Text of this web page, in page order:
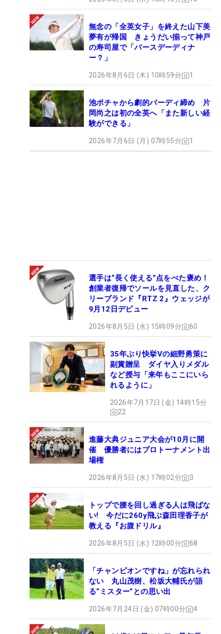
無念の「全英女子」を終えた山下美
夢有が帰国 きょうだい揃って神戸
の寿司屋で「バースデーディナ
ー？」
2026年8月6日 (木) 10時59分 1
池ポチャから劇的バーディ締め 片
岡尚之は初の全英へ「また新しい経
験ができる」
2026年7月6日 (月) 07時55分 1
選手は“長く使える”点をべた褒め！
創業者復帰でソールを見直した、ク
リーブランド『RTZ 2』ウェッジが
9月12日デビュー
2026年8月5日 (水) 15時09分 60
35年ぶり快挙Vの細野勇策に
副賞贈呈 ダイヤ入りメダル
など授与「来年もここにいら
れるように」
2026年7月17日 (金) 14時15分
22
進藤大典ジュニア大会が10月に開
催 優勝者にはプロトーナメント出
場権
2026年8月5日 (水) 17時02分 3
トップで腰を回し過ぎる人は飛ばな
い! 今だに260y飛ぶ森田理香子が
教える『お腹ドリル』
2026年8月5日 (水) 12時00分 68
「チャンピオンですね」が忘れられ
ない 丸山茂樹、松坂大輔氏が語
る“ミスター”との思い出
2026年7月24日 (金) 07時00分 4